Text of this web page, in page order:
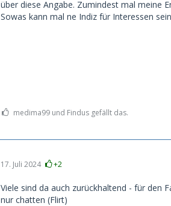
über diese Angabe. Zumindest mal meine
Sowas kann mal ne Indiz für Interessen
medima99 und Findus gefällt das.
17. Juli 2024 +2
Viele sind da auch zurückhaltend - für den
nur chatten (Flirt)